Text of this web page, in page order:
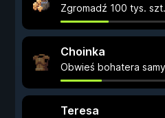
Zgromadź 100 tys.
Choinka
Obwieś bohatera
Teresa